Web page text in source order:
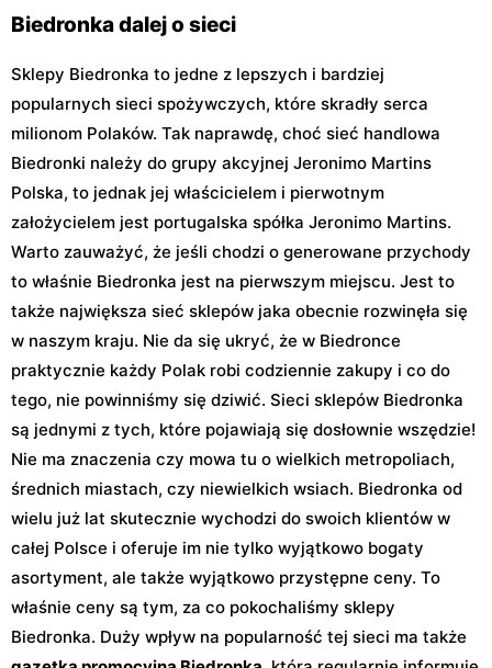
11
Biedronka dalej o sieci
Sklepy Biedronka to jedne z lepszych i bardziej
popularnych sieci spożywczych, które skradły serca
milionom Polaków. Tak naprawdę, choć sieć handlowa
Biedronki należy do grupy akcyjnej Jeronimo Martins
Polska, to jednak jej właścicielem i pierwotnym
założycielem jest portugalska spółka Jeronimo Martins.
Warto zauważyć, że jeśli chodzi o generowane przychody
to właśnie Biedronka jest na pierwszym miejscu. Jest to
także największa sieć sklepów jaka obecnie rozwinęła się
w naszym kraju. Nie da się ukryć, że w Biedronce
praktycznie każdy Polak robi codziennie zakupy i co do
tego, nie powinniśmy się dziwić. Sieci sklepów Biedronka
są jednymi z tych, które pojawiają się dosłownie wszędzie!
Nie ma znaczenia czy mowa tu o wielkich metropoliach,
średnich miastach, czy niewielkich wsiach. Biedronka od
wielu już lat skutecznie wychodzi do swoich klientów w
całej Polsce i oferuje im nie tylko wyjątkowo bogaty
asortyment, ale także wyjątkowo przystępne ceny. To
właśnie ceny są tym, za co pokochaliśmy sklepy
Biedronka. Duży wpływ na popularność tej sieci ma także